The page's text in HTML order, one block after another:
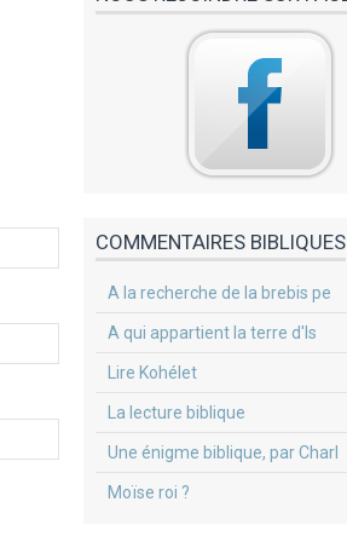
COMMENTAIRES BIBLIQUES
A la recherche de la brebis pe
A qui appartient la terre d'Is
Lire Kohélet
La lecture biblique
Une énigme biblique, par Charl
Moïse roi ?